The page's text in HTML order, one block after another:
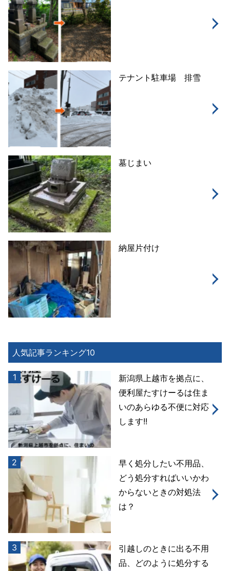
テナント駐車場 排雪
墓じまい
納屋片付け
人気記事ランキング10
1
新潟県上越市を拠点に、
便利屋たすけーるは住ま
いのあらゆる不便に対応
します!!
2
早く処分したい不用品、
どう処分すればいいかわ
からないときの対処法
は？
3
引越しのときに出る不用
品、どのように処分する